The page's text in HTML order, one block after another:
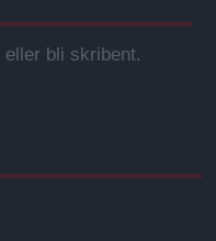
bli skribent.